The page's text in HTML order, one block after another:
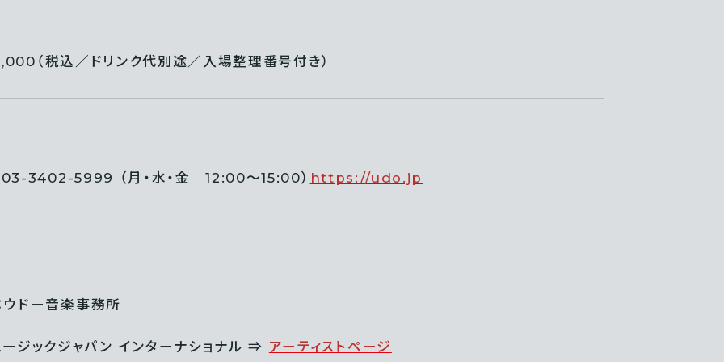
（税込／ドリンク代別途／入場整理番号付き）
3402-5999 （月・水・金 12:00〜15:00） https://udo.jp
ウドー音楽事務所
ージックジャパン インターナショナル ⇒ アーティストページ